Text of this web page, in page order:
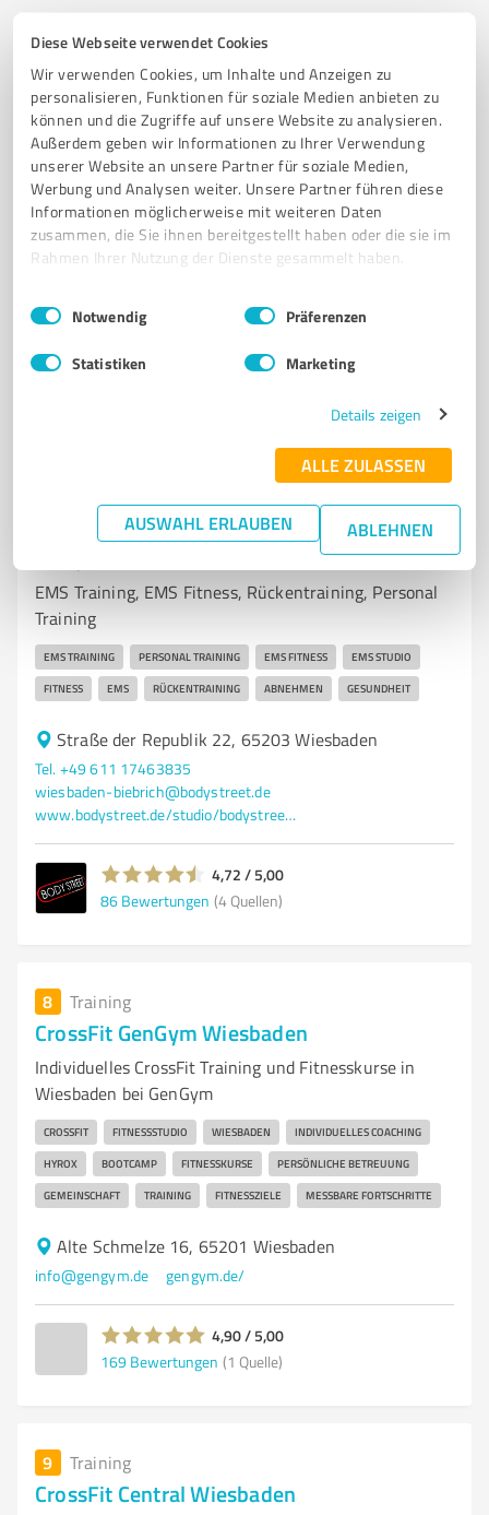
Diese Webseite verwendet Cookies
Wir verwenden Cookies, um Inhalte und Anzeigen zu
personalisieren, Funktionen für soziale Medien anbieten zu
können und die Zugriffe auf unsere Website zu analysieren.
Außerdem geben wir Informationen zu Ihrer Verwendung
unserer Website an unsere Partner für soziale Medien,
Werbung und Analysen weiter. Unsere Partner führen diese
Informationen möglicherweise mit weiteren Daten
zusammen, die Sie ihnen bereitgestellt haben oder die sie im
Rahmen Ihrer Nutzung der Dienste gesammelt haben.
Impressum Datenschutzbestimmungen
Einwilligungsauswahl
Notwendig Präferenzen
Statistiken Marketing
Details zeigen
ALLE ZULASSEN
AUSWAHL ERLAUBEN ABLEHNEN
6 Training
Bodystreet Wiesbaden Kochbrunnenplatz
EMS Training, EMS Fitness, Rückentraining, Personal
Training
EMS TRAINING PERSONAL TRAINING EMS FITNESS EMS STUDIO
FITNESS EMS RÜCKENTRAINING ABNEHMEN GESUNDHEIT
Taunusstr. 5, 65183 Wiesbaden
wiesbaden-kochbrunnenplatz@bodystreet.de
Training
Bodystreet Wiesbaden Biebrich
EMS Training, EMS Fitness, Rückentraining, Personal
Training
EMS TRAINING PERSONAL TRAINING EMS FITNESS EMS STUDIO
FITNESS EMS RÜCKENTRAINING ABNEHMEN GESUNDHEIT
Straße der Republik 22, 65203 Wiesbaden
Tel. +49 611 17463835
wiesbaden-biebrich@bodystreet.de
www.bodystreet.de/studio/bodystreet-wiesbaden-biebrich
4,72 / 5,00
86 Bewertungen (4 Quellen)
8 Training
CrossFit GenGym Wiesbaden
Individuelles CrossFit Training und Fitnesskurse in
Wiesbaden bei GenGym
CROSSFIT FITNESSSTUDIO WIESBADEN INDIVIDUELLES COACHING
HYROX BOOTCAMP FITNESSKURSE PERSÖNLICHE BETREUUNG
GEMEINSCHAFT TRAINING FITNESSZIELE MESSBARE FORTSCHRITTE
Alte Schmelze 16, 65201 Wiesbaden
info@gengym.de gengym.de/
4,90 / 5,00
169 Bewertungen (1 Quelle)
9 Training
CrossFit Central Wiesbaden